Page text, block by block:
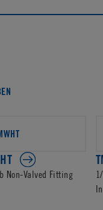
Non-Valved Fitting